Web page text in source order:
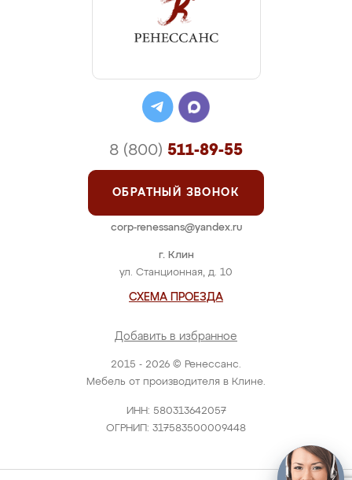
2015 - 2026 © Ренессанс.
Мебель от производителя в Клине.
ИНН: 580313642057
ОГРНИП: 317583500009448
г. Клин
ул. Станционная, д. 10
СХЕМА ПРОЕЗДА
Добавить в избранное
8 (800) 511-89-55
ОБРАТНЫЙ ЗВОНОК
corp-renessans@yandex.ru